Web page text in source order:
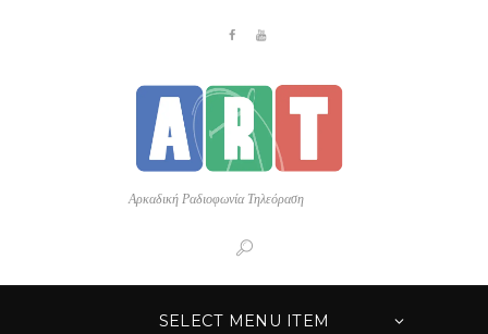
Αρκαδική Ραδιοφωνία Τηλεόραση
SELECT MENU ITEM